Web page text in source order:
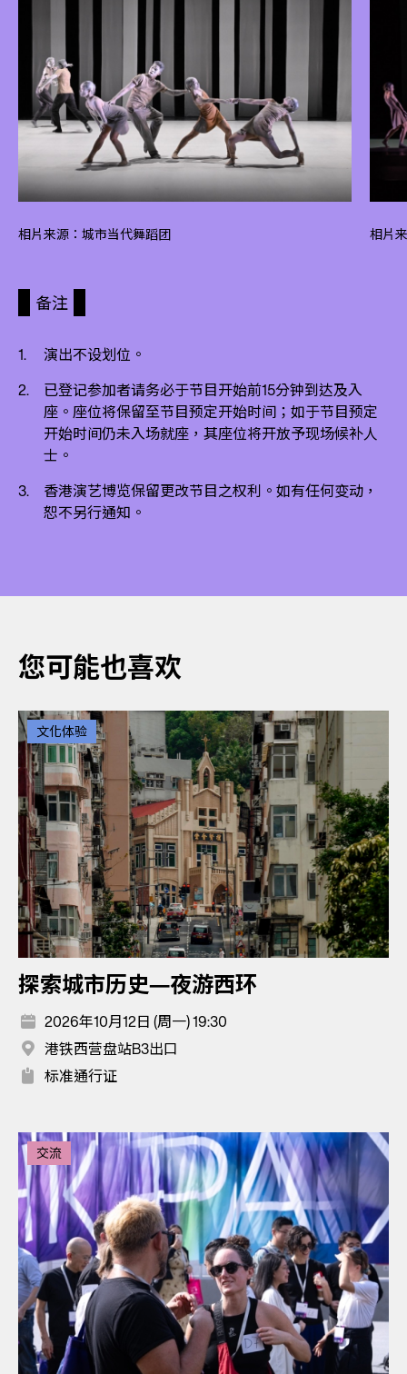
相片来源：城市当代舞蹈团 相片
备注
演出不设划位。
已登记参加者请务必于节目开始前15分钟到达及入
座。座位将保留至节目预定开始时间；如于节目预定
开始时间仍未入场就座，其座位将开放予现场候补人
士。
香港演艺博览保留更改节目之权利。如有任何变动，
恕不另行通知。
您可能也喜欢
文化体验
探索城市历史—夜游西环
2026年10月12日 (周一) 19:30
港铁西营盘站B3出口
标准通行证
交流